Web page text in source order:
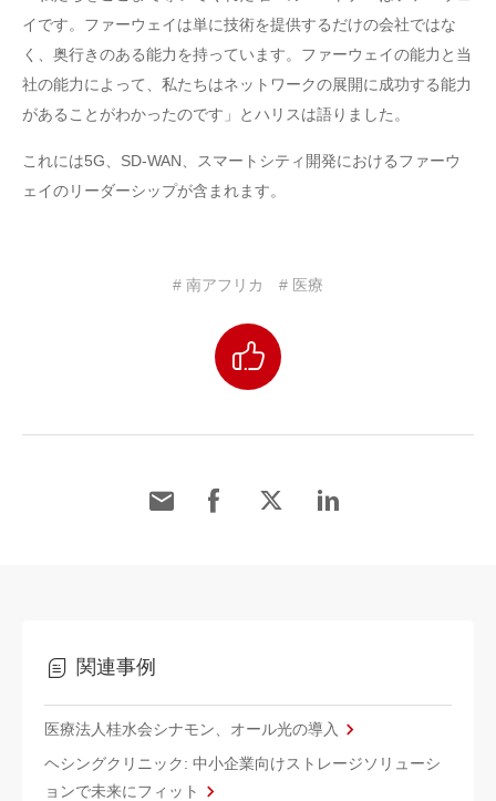
イです。ファーウェイは単に技術を提供するだけの会社ではな
く、奥行きのある能力を持っています。ファーウェイの能力と当
社の能力によって、私たちはネットワークの展開に成功する能力
があることがわかったのです」とハリスは語りました。
これには5G、SD-WAN、スマートシティ開発におけるファーウ
ェイのリーダーシップが含まれます。
# 南アフリカ # 医療
関連事例
医療法人桂水会シナモン、オール光の導入
ヘシングクリニック: 中小企業向けストレージソリューシ
ョンで未来にフィット